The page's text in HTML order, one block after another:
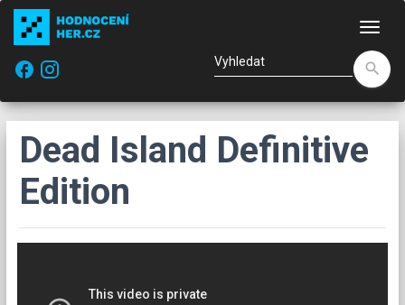
facebook
search
Dead Island Definitive
Edition